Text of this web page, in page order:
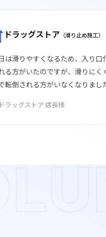
ドラッグストア（滑り止め施工）
は滑りやすくなるため、入り口
る方がいたのですが、滑りにく
転倒される方がいなくなりまし
ラッグストア 店長様